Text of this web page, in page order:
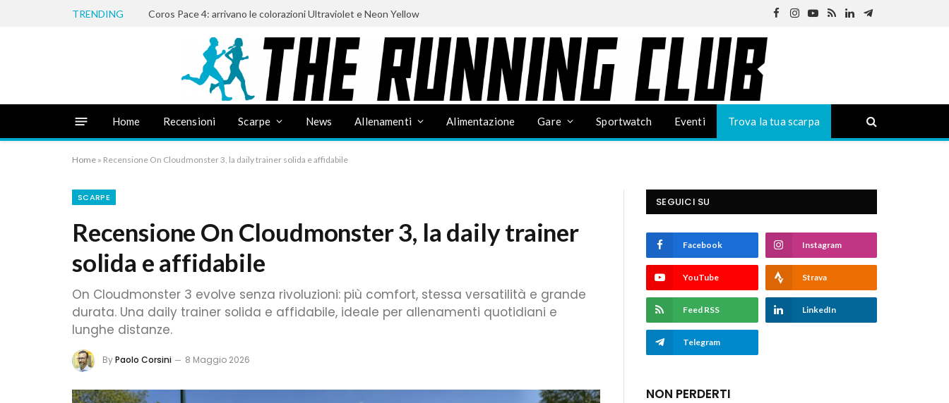
TRENDING Coros Pace 4: arrivano le colorazioni Ultraviolet e Neon Yellow
Facebook
Instagram
YouTube
RSSLinkedInTelegram
Home Recensioni Scarpe News Allenamenti Alimentazione Gare Sportwatch Eventi Trova la tua scarpa
Home » Recensione On Cloudmonster 3, la daily trainer solida e affidabile
SCARPE
Recensione On Cloudmonster 3, la daily trainer
solida e affidabile
On Cloudmonster 3 evolve senza rivoluzioni: più comfort, stessa versatilità e grande
durata. Una daily trainer solida e affidabile, ideale per allenamenti quotidiani e
lunghe distanze.
ByPaolo Corsini 8 Maggio 2026
SEGUICI SU
Facebook Instagram
YouTube Strava
Feed RSS LinkedIn
Telegram
NON PERDERTI